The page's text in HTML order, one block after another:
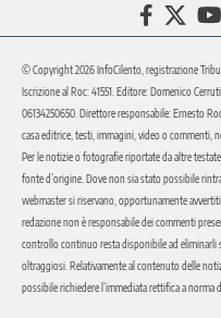
© Copyright 2026 InfoCilento, registrazione
Iscrizione al Roc: 41551. Editore: Domenico
06134250650. Direttore responsabile: Ernesto
casa editrice, testi, immagini, video o commenti,
Per le notizie o fotografie riportate da altre
fonte d’origine. Dove non sia stato possibile
webmaster si riservano, opportunamente
redazione non è responsabile dei commenti
controllo continuo resta disponibile ad eliminarli
oltraggiosi. Relativamente al contenuto delle
possibile richiedere l’immediata rettifica a norma